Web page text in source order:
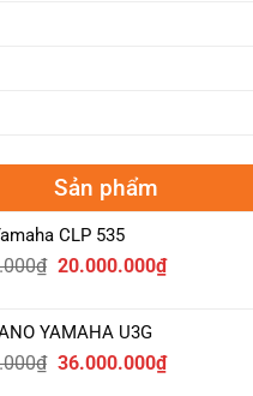
Sản phẩm
CLP 535
₫ Giá
23.000.000₫.
20.000.000₫Giá
YAMAHA U3G
₫ Giá
36.000.000₫Giá